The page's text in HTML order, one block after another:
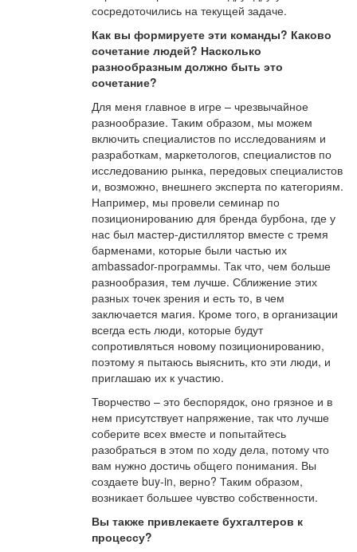
сосредоточились на текущей задаче.
Как вы формируете эти команды? Каково
сочетание людей? Насколько
разнообразным должно быть это
сочетание?
Для меня главное в игре – чрезвычайное
разнообразие. Таким образом, мы можем
включить специалистов по исследованиям и
разработкам, маркетологов, специалистов по
исследованию рынка, передовых специалистов
и, возможно, внешнего эксперта по категориям.
Например, мы провели семинар по
позиционированию для бренда бурбона, где у
нас был мастер-дистиллятор вместе с тремя
барменами, которые были частью их
ambassador-программы. Так что, чем больше
разнообразия, тем лучше. Сближение этих
разных точек зрения и есть то, в чем
заключается магия. Кроме того, в организации
всегда есть люди, которые будут
сопротивляться новому позиционированию,
поэтому я пытаюсь выяснить, кто эти люди, и
приглашаю их к участию.
Творчество – это беспорядок, оно грязное и в
нем присутствует напряжение, так что лучше
соберите всех вместе и попытайтесь
разобраться в этом по ходу дела, потому что
вам нужно достичь общего понимания. Вы
создаете buy-in, верно? Таким образом,
возникает большее чувство собственности.
Вы также привлекаете бухгалтеров к
процессу?